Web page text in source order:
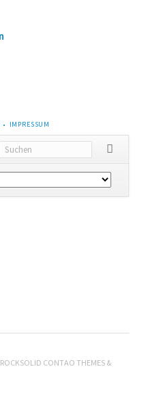
IMPRESSUM
ROCKSOLID CONTAO THEMES &